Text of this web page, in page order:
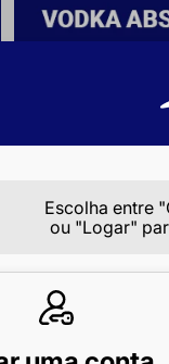
Escolha entre
ou "Logar"